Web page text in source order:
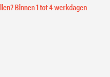
Binnen 1 tot 4 werkdagen